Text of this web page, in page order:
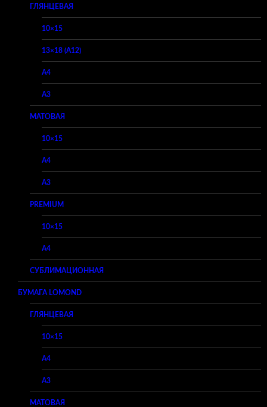
ГЛЯНЦЕВАЯ
10×15
13×18 (A12)
A4
A3
МАТОВАЯ
10×15
A4
A3
PREMIUM
10×15
A4
СУБЛИМАЦИОННАЯ
БУМАГА LOMOND
ГЛЯНЦЕВАЯ
10×15
A4
A3
МАТОВАЯ